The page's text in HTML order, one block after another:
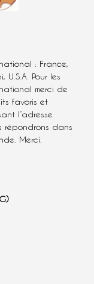
: France,
U.S.A. Pour les
merci de
favoris et
l’adresse
répondrons dans
Merci.